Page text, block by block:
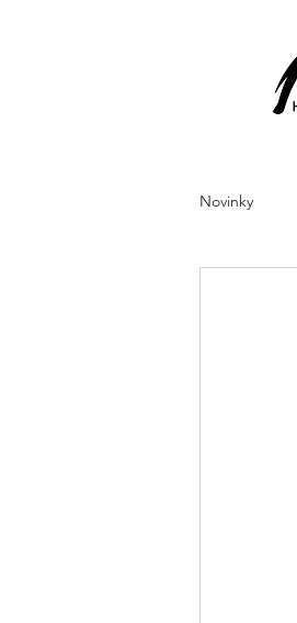
Novinky